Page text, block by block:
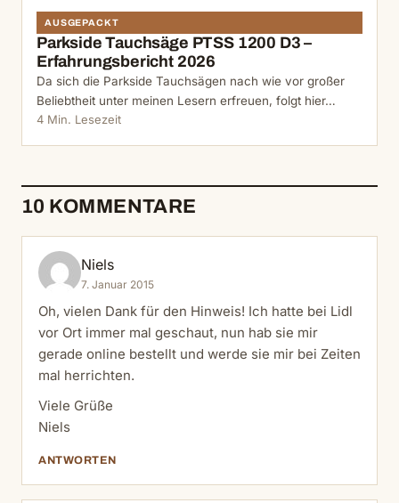
AUSGEPACKT
Parkside Tauchsäge PTSS 1200 D3 –
Erfahrungsbericht 2026
Da sich die Parkside Tauchsägen nach wie vor großer
Beliebtheit unter meinen Lesern erfreuen, folgt hier…
4 Min. Lesezeit
10 KOMMENTARE
Niels
7. Januar 2015
Oh, vielen Dank für den Hinweis! Ich hatte bei Lidl
vor Ort immer mal geschaut, nun hab sie mir
gerade online bestellt und werde sie mir bei Zeiten
mal herrichten.
Viele Grüße
Niels
ANTWORTEN